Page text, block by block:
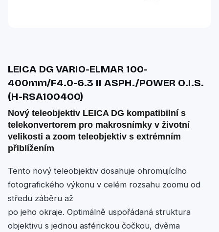
LEICA DG VARIO-ELMAR 100-
400mm/F4.0-6.3 II ASPH./POWER O.I.S.
(H-RSA100400)
Nový teleobjektiv LEICA DG kompatibilní s
telekonvertorem pro makrosnímky v životní
velikosti a zoom teleobjektiv s extrémním
přiblížením
Tento nový teleobjektiv dosahuje ohromujícího
fotografického výkonu v celém rozsahu zoomu od
středu záběru až
po jeho okraje. Optimálně uspořádaná struktura
objektivu s jednou asférickou čočkou, dvěma